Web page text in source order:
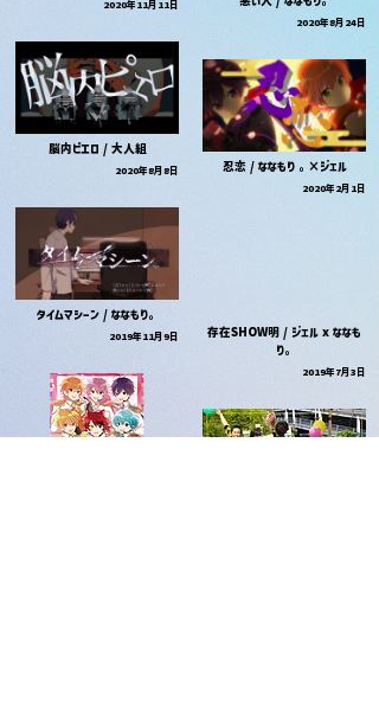
2020年11月11日
脳内ピエロ / 大人組
2020年8月8日
タイムマシーン / ななもり。
2019年11月9日
2020年8月24日
忍恋 / ななもり 。×ジェル
2020年2月1日
存在SHOW明 / ジェル x ななも
り。
2019年7月3日